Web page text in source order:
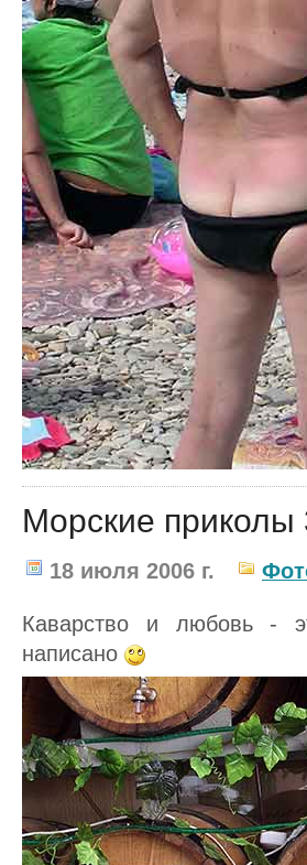
Морские приколы
18 июля 2006 г.
Каварство и любовь -
написано